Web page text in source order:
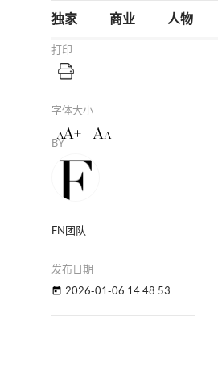
独家 商业 人物
BY
FN团队
发布日期
today 2026-01-06 14:48:53
打印
字体大小
AA+ A A-